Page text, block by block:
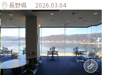
長野県 2026.03.04